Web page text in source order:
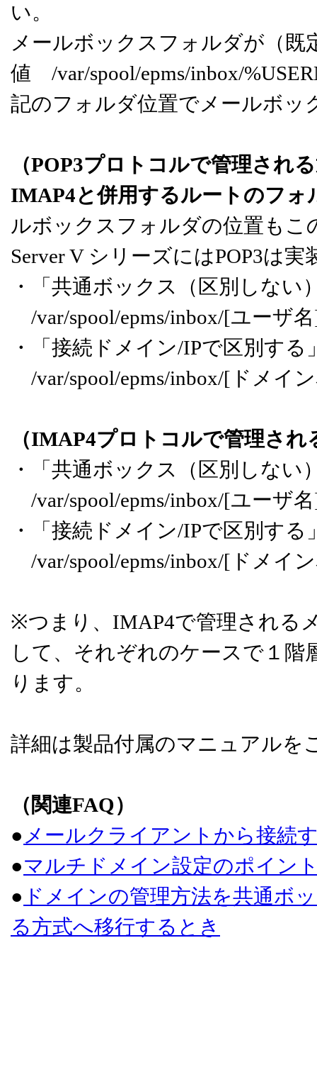
い。
メールボックスフォルダが（既
値 /var/spool/epms/inbox/
記のフォルダ位置でメールボッ
（POP3プロトコルで管理され
IMAP4と併用するルートのフォ
ルボックスフォルダの位置もこ
Server V シリーズにはPOP3は
・「共通ボックス（区別しない
/var/spool/epms/inbox/[ユーザ
・「接続ドメイン/IPで区別する
/var/spool/epms/inbox/[ドメイ
（IMAP4プロトコルで管理さ
・「共通ボックス（区別しない
/var/spool/epms/inbox/[ユーザ
・「接続ドメイン/IPで区別する
/var/spool/epms/inbox/[ドメイ
※つまり、IMAP4で管理される
して、それぞれのケースで１
ります。
詳細は製品付属のマニュアルを
（関連FAQ）
● メールクライアントから接続
●マルチドメイン設定のポイン
● ドメインの管理方法を共通ボ
る方式へ移行するとき